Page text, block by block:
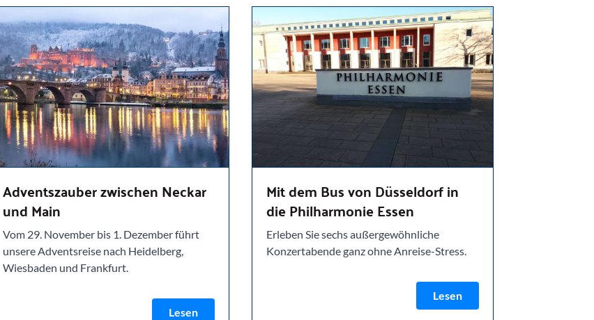
Adventszauber zwischen Neckar
und Main
Vom 29. November bis 1. Dezember führt
unsere Adventsreise nach Heidelberg,
Wiesbaden und Frankfurt.
Lesen
Mit dem Bus von Düsseldorf in
die Philharmonie Essen
Erleben Sie sechs außergewöhnliche
Konzertabende ganz ohne Anreise-Stress.
Lesen